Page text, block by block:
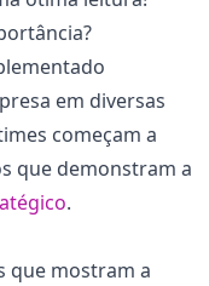
em diversas
começam a
que demonstram a
.
que mostram a